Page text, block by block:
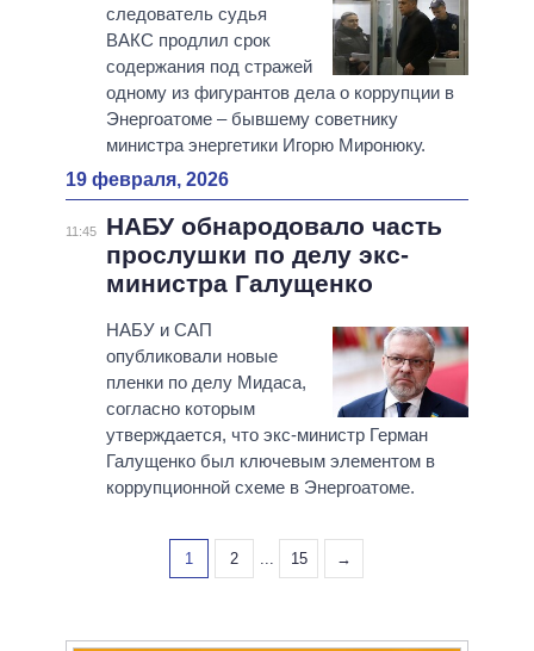
следователь судья
ВАКС продлил срок
содержания под стражей
одному из фигурантов дела о коррупции в
Энергоатоме – бывшему советнику
министра энергетики Игорю Миронюку.
19 февраля, 2026
11:45
НАБУ обнародовало часть
прослушки по делу экс-
министра Галущенко
НАБУ и САП
опубликовали новые
пленки по делу Мидаса,
согласно которым
утверждается, что экс-министр Герман
Галущенко был ключевым элементом в
коррупционной схеме в Энергоатоме.
1 2 ... 15 →